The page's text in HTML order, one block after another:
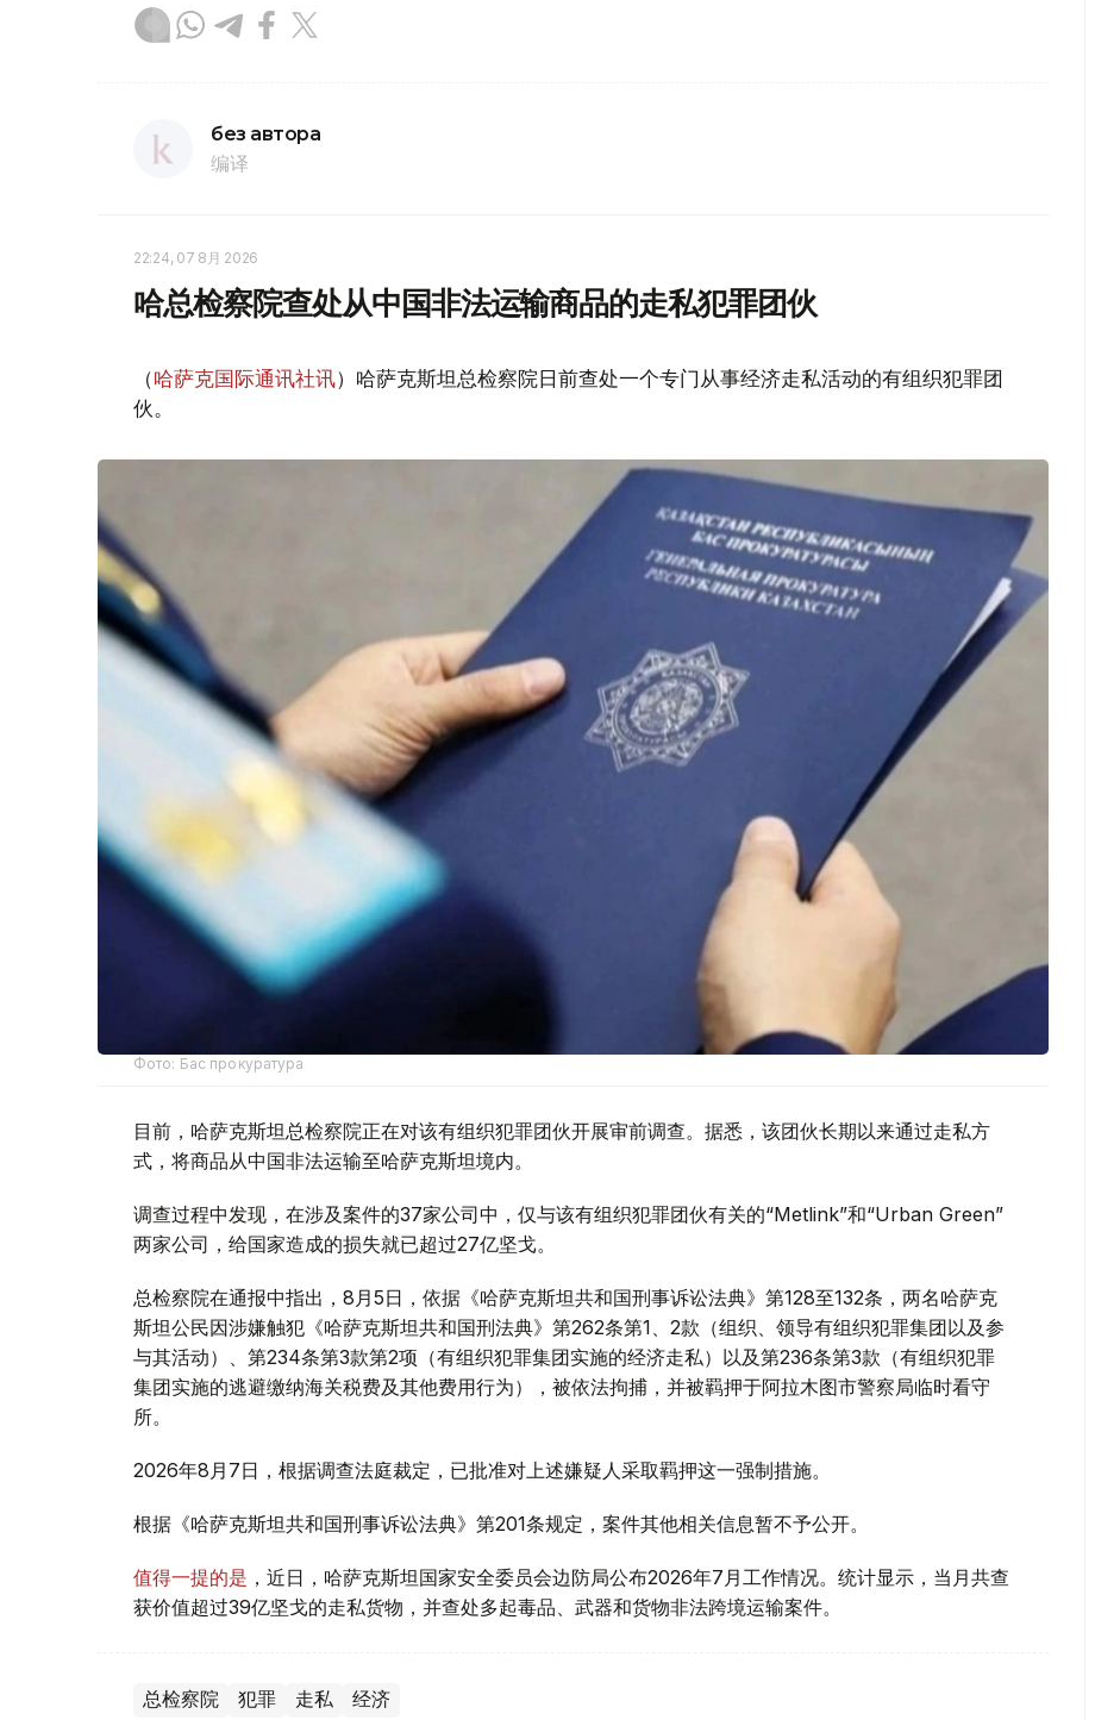
без автора
编译
22:24, 07 8月 2026
哈总检察院查处从中国非法运输商品的走私犯罪团伙
（哈萨克国际通讯社讯）哈萨克斯坦总检察院日前查处一个专门从事经济走私活动的有组织犯罪团
伙。
Фото: Бас прокуратура
目前，哈萨克斯坦总检察院正在对该有组织犯罪团伙开展审前调查。据悉，该团伙长期以来通过走私方
式，将商品从中国非法运输至哈萨克斯坦境内。
调查过程中发现，在涉及案件的37家公司中，仅与该有组织犯罪团伙有关的“Metlink”和“Urban Green”
两家公司，给国家造成的损失就已超过27亿坚戈。
总检察院在通报中指出，8月5日，依据《哈萨克斯坦共和国刑事诉讼法典》第128至132条，两名哈萨克
斯坦公民因涉嫌触犯《哈萨克斯坦共和国刑法典》第262条第1、2款（组织、领导有组织犯罪集团以及参
与其活动）、第234条第3款第2项（有组织犯罪集团实施的经济走私）以及第236条第3款（有组织犯罪
集团实施的逃避缴纳海关税费及其他费用行为），被依法拘捕，并被羁押于阿拉木图市警察局临时看守
所。
2026年8月7日，根据调查法庭裁定，已批准对上述嫌疑人采取羁押这一强制措施。
根据《哈萨克斯坦共和国刑事诉讼法典》第201条规定，案件其他相关信息暂不予公开。
值得一提的是 ，近日，哈萨克斯坦国家安全委员会边防局公布2026年7月工作情况。统计显示，当月共查
获价值超过39亿坚戈的走私货物，并查处多起毒品、武器和货物非法跨境运输案件。
总检察院 犯罪 走私 经济